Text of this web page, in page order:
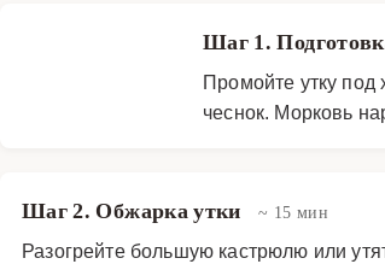
Шаг 1.
Промойте утку
чеснок. Морковь
Шаг 2. Обжарка утки ~ 15 мин
Разогрейте большую кастрюлю или